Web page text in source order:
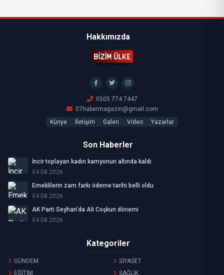
Hakkımızda
0505 774 7447
07habermagazin@gmail.com
Künye
İletişim Galeri Video Yazarlar
Son Haberler
İncir toplayan kadın kamyonun altında kaldı
04.08.2026
Emeklilerin zam farkı ödeme tarihi belli oldu
04.08.2026
AK Parti Seyhan’da Ali Coşkun dönemi
04.08.2026
Kategoriler
GÜNDEM
SİYASET
EĞİTİM
SAĞLIK